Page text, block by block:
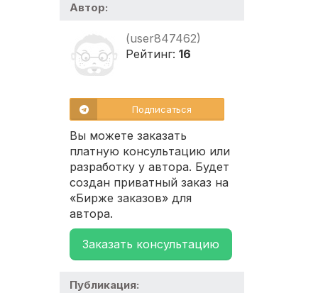
Автор:
(user847462)
Рейтинг: 16
Подписаться
Вы можете заказать
платную консультацию или
разработку у автора. Будет
создан приватный заказ на
«Бирже заказов» для
автора.
Заказать консультацию
Публикация: